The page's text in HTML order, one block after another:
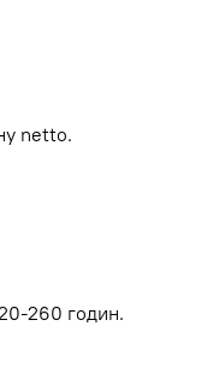
netto.
260 годин.